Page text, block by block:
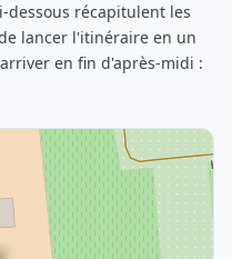
dessous récapitulent les
lancer l'itinéraire en un
en fin d'après-midi :